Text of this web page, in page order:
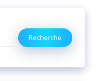
Recherche